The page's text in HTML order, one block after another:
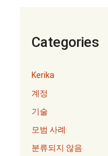
Categories
Kerika
계정
기술
모범 사례
분류되지 않음